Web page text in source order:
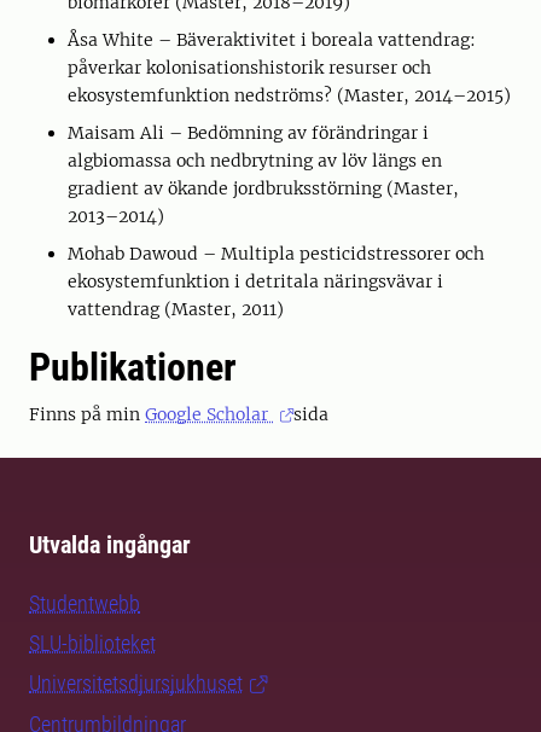
Åsa White – Bäveraktivitet i boreala vattendrag:
påverkar kolonisationshistorik resurser och
ekosystemfunktion nedströms? (Master, 2014–2015)
Maisam Ali – Bedömning av förändringar i
algbiomassa och nedbrytning av löv längs en
gradient av ökande jordbruksstörning (Master,
2013–2014)
Mohab Dawoud – Multipla pesticidstressorer och
ekosystemfunktion i detritala näringsvävar i
vattendrag (Master, 2011)
Publikationer
Finns på min Google Scholar sida
Utvalda ingångar
Studentwebb
SLU-biblioteket
Universitetsdjursjukhuset
Centrumbildningar